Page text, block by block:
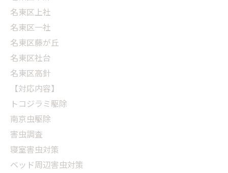
名東区上社
名東区一社
名東区藤が丘
名東区社台
名東区高針
【対応内容】
トコジラミ駆除
南京虫駆除
害虫調査
寝室害虫対策
ベッド周辺害虫対策